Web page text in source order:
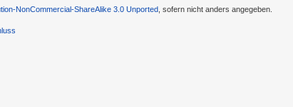
NonCommercial-ShareAlike 3.0 Unported , sofern nicht anders angegeben.